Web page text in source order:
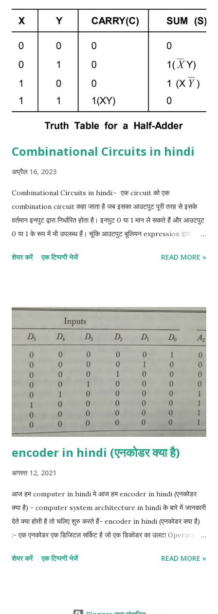
Specified करना आवश्यक है क्योंकि 1 + 1 का योग बाइनरी 10 है, जिसमें दो अंक
हैं। हम दो इनपुट वेरिएबल्स के लिए x और y और दो आउटपुट वेरिएबल के लिए S
कि दोनों इनपुट 1 न हों। S आउटपुट योग के कम से कम महत्वपूर्ण बिट ...
Combinational Circuits in hindi
अप्रैल 16, 2023
Combinational Circuits in hindi:- एक circuit को एक
combination circuit कहा जाता है जब इसका आउटपुट पूरी तरह से इसके
वर्तमान इनपुट द्वारा निर्धारित होता है। इनपुट 0 या 1 मान ले सकते हैं और आउटपुट
0 या 1 के रूप में भी उपलब्ध हैं। चूंकि आउटपुट बूलियन expression द्वारा
circuit से जुड़ी होती है। इसके विपरीत, truth table से एक संयोजन सर्किट के
combinations और semi-additive के उनके संबंधित आउटपुट दिखाती है।
X और Y इनपुट को दर्शाते हैं और C और S CARRY और SUM को दर्शाते हैं।
More details click her Full- Adder in hindi:- Full- Adder तीन
बाइनरी बिट्स को जोड़ने के लिए एक लॉजिक सर्किट है। इसके आउटपुट SUM
और CARRY हैं। निम्नलिखित सत्य तालिका में X, Y, Z इनपुट हैं और C और S
CARRY और SUM हैं। More details click her Half-Subtractor
in hi...
शेयर करें एक टिप्पणी भेजें READ MORE »
encoder in hindi (एनकोडर क्या है)
अगस्त 12, 2021
आज हम computer in hindi मे आज हम encoder in hindi (एनकोडर
क्या है) - computer system architecture in hindi के बारे में जानकारी
देते क्या होती है तो चलिए शुरु करते हैं- encoder in hindi (एनकोडर क्या है)
:- एक एनकोडर एक डिजिटल सर्किट है जो एक डिकोडर का उलटा Operation
होती हैं। आउटपुट लाइनें इनपुट मान के अनुरूप बाइनरी कोड उत्पन्न करती हैं।
शेयर करें एक टिप्पणी भेजें READ MORE »